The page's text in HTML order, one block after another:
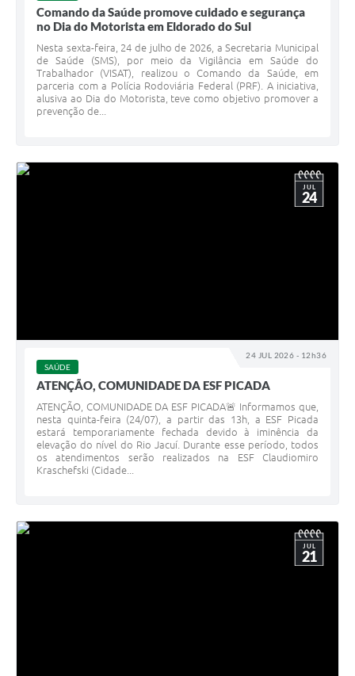
Comando da Saúde promove cuidado e segurança
no Dia do Motorista em Eldorado do Sul
Nesta sexta-feira, 24 de julho de 2026, a Secretaria Municipal
de Saúde (SMS), por meio da Vigilância em Saúde do
Trabalhador (VISAT), realizou o Comando da Saúde, em
parceria com a Polícia Rodoviária Federal (PRF). A iniciativa,
alusiva ao Dia do Motorista, teve como objetivo promover a
prevenção de...
24 JUL 2026 - 12h36
JUL
24
SAÚDE
ATENÇÃO, COMUNIDADE DA ESF PICADA
ATENÇÃO, COMUNIDADE DA ESF PICADA🚨 Informamos que,
nesta quinta-feira (24/07), a partir das 13h, a ESF Picada
estará temporariamente fechada devido à iminência da
elevação do nível do Rio Jacuí. Durante esse período, todos
os atendimentos serão realizados na ESF Claudiomiro
Kraschefski (Cidade...
JUL
21